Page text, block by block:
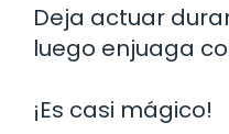
Deja actuar
luego enjuaga
¡Es casi mágico!